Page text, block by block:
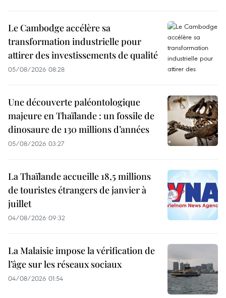
Le Cambodge accélère sa
transformation industrielle pour
attirer des investissements de qualité
05/08/2026 08:28
Une découverte paléontologique
majeure en Thaïlande : un fossile de
dinosaure de 130 millions d’années
05/08/2026 03:27
La Thaïlande accueille 18,5 millions
de touristes étrangers de janvier à
juillet
04/08/2026 09:32
La Malaisie impose la vérification de
l’âge sur les réseaux sociaux
04/08/2026 01:54